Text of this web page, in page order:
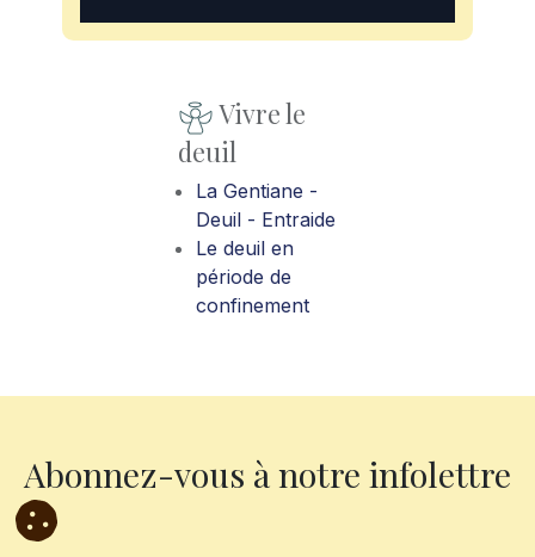
Vivre le
deuil
La Gentiane -
Deuil - Entraide
Le deuil en
période de
confinement
Abonnez-vous à notre infolettre